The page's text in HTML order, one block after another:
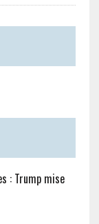
: Trump mise